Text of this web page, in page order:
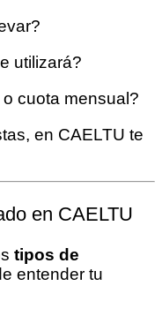
utilizará?
cuota mensual?
en CAELTU te
en CAELTU
tipos de
entender tu